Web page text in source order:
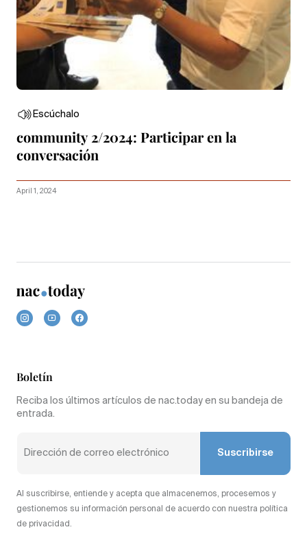
Escúchalo
community 2/2024: Participar en la
conversación
April 1, 2024
Boletín
Reciba los últimos artículos de nac.today en su bandeja de
entrada.
Suscribirse
Al suscribirse, entiende y acepta que almacenemos, procesemos y
gestionemos su información personal de acuerdo con nuestra política
de privacidad.